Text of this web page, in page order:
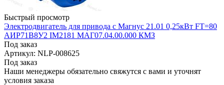
Быстрый просмотр
Электродвигатель для привода с Магнус 21.01 0,25кВт FT=80
АИР71В8У2 IМ2181 МАГ07.04.00.000 КМЗ
Под заказ
Артикул: NLP-008625
Под заказ
Наши менеджеры обязательно свяжутся с вами и уточнят
условия заказа